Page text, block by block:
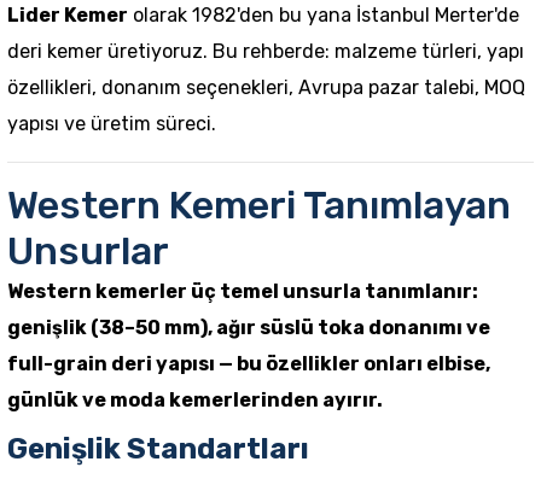
Lider Kemer olarak 1982'den bu yana İstanbul Merter'de
deri kemer üretiyoruz. Bu rehberde: malzeme türleri, yapı
özellikleri, donanım seçenekleri, Avrupa pazar talebi, MOQ
yapısı ve üretim süreci.
Western Kemeri Tanımlayan
Unsurlar
Western kemerler üç temel unsurla tanımlanır:
genişlik (38–50 mm), ağır süslü toka donanımı ve
full-grain deri yapısı — bu özellikler onları elbise,
günlük ve moda kemerlerinden ayırır.
Genişlik Standartları